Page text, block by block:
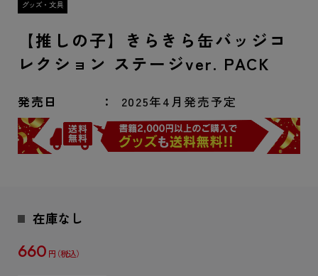
【推しの子】きらきら缶バッジコ
レクション ステージver. PACK
発売日 2025年4月発売予定
在庫なし
660 円